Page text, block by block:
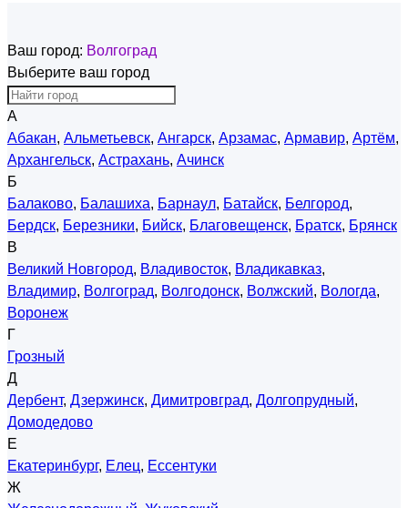
Ваш город: Волгоград
Выберите ваш город
А
Абакан, Альметьевск, Ангарск, Арзамас, Армавир, Артём,
Архангельск, Астрахань, Ачинск
Б
Балаково, Балашиха, Барнаул, Батайск, Белгород,
Бердск, Березники, Бийск, Благовещенск, Братск, Брянск
В
Великий Новгород, Владивосток, Владикавказ,
Владимир, Волгоград, Волгодонск, Волжский, Вологда,
Воронеж
Г
Грозный
Д
Дербент, Дзержинск, Димитровград, Долгопрудный,
Домодедово
Е
Екатеринбург, Елец, Ессентуки
Ж